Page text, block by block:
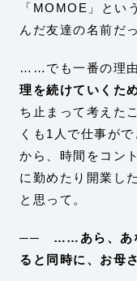
「MOMOE」とい
んだ友達の名前だ
……でも一番の理
理を続けていくた
ち止まって考えた
くも1人で仕事が
から、時間をコン
に勤めたり開業し
と思って。
── ……あら、あな
ると同時に、お母